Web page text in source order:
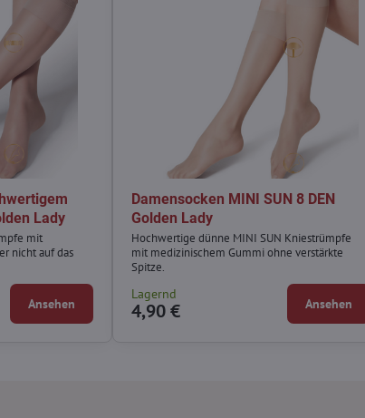
Lady
mit
nicht auf das
Ansehen
Damensocken MINI SUN 8 DEN
Golden Lady
Hochwertige dünne MINI SUN Kniestrümpfe
mit medizinischem Gummi ohne verstärkte
Spitze.
Lagernd
4,90 € Ansehen